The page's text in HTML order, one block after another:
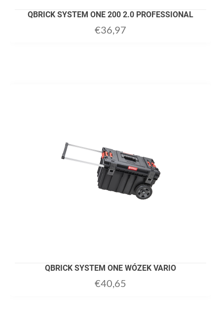
QBRICK SYSTEM ONE 200 2.0 PROFESSIONAL
€36,97
QBRICK SYSTEM ONE WÓZEK VARIO
€40,65